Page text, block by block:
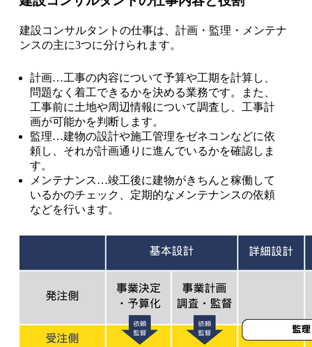
建設コンサルタントの仕事は、計画・監理・メンテナ
ンスの主に3つに分けられます。
計画…工事の内容について予算や工期を計算し、
問題なく着工できるかを決める業務です。また、
工事前に土地や周辺情報について調査し、工事計
画が可能かを判断します。
監理…建物の設計や施工管理をゼネコンなどに依
頼し、それが計画通りに進んでいるかを確認しま
す。
メンテナンス…竣工後に建物がきちんと稼働して
いるかのチェック、定期的なメンテナンスの依頼
などを行います。